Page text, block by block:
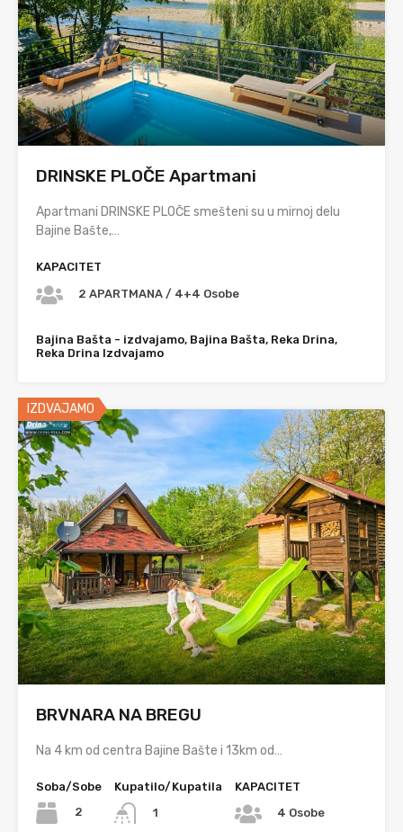
DRINSKE PLOČE Apartmani
Apartmani DRINSKE PLOČE smešteni su u mirnoj delu
Bajine Bašte,…
KAPACITET
2 APARTMANA / 4+4 Osobe
Bajina Bašta - izdvajamo, Bajina Bašta, Reka Drina,
Reka Drina Izdvajamo
IZDVAJAMO
BRVNARA NA BREGU
Na 4 km od centra Bajine Bašte i 13km od…
Soba/Sobe
2
Kupatilo/Kupatila
1
KAPACITET
4 Osobe